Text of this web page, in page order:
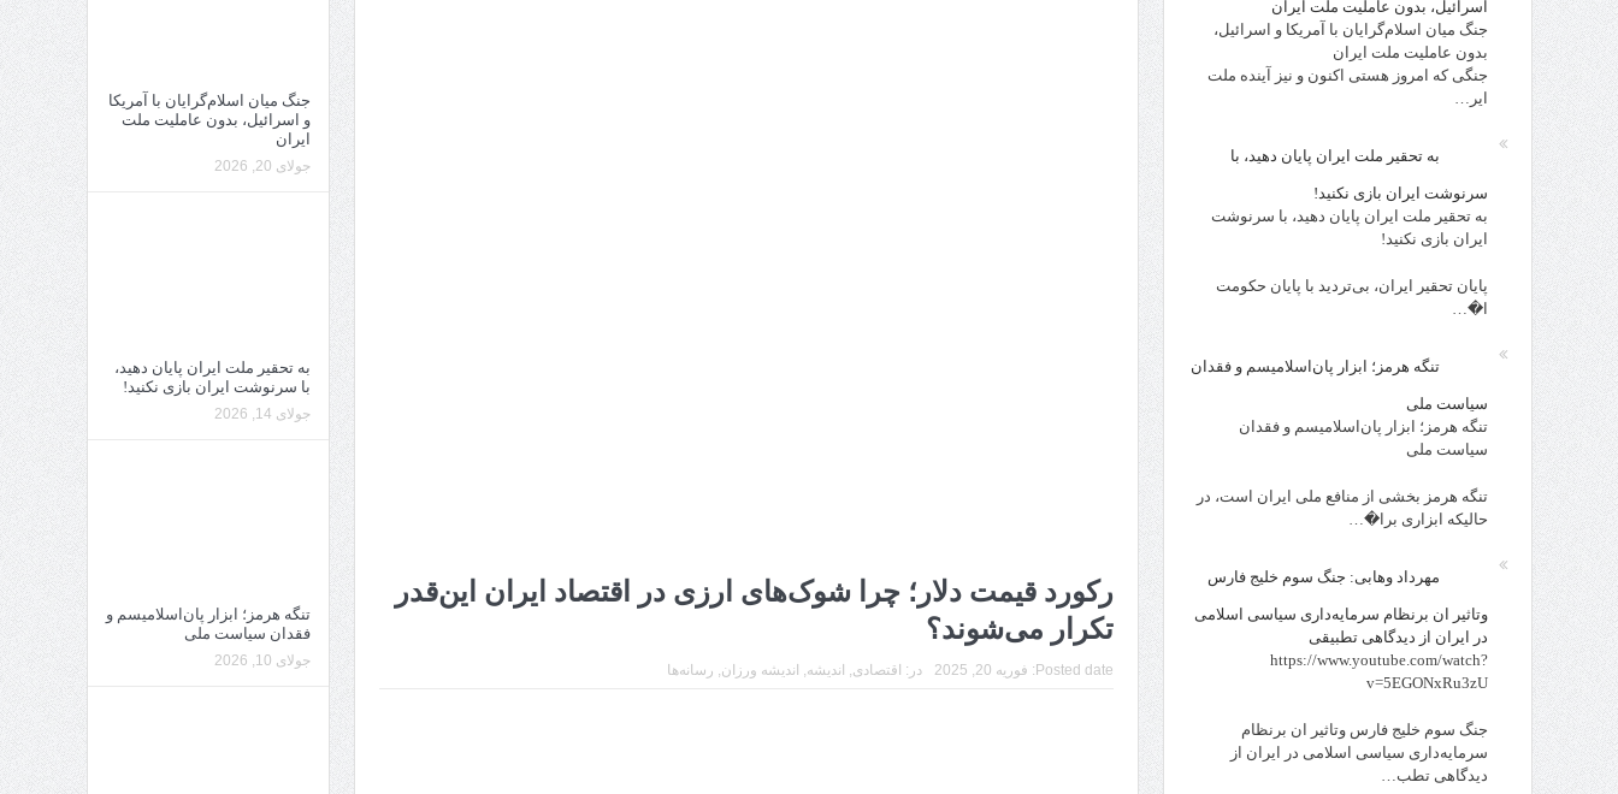
رکورد قیمت دلار؛ چرا شوک‌های ارزی در اقتصاد ایران این‌قدر
تکرار می‌شوند؟
Posted date: فوریه 20, 2025 در: اقتصادی, اندیشه, اندیشه ورزان, رسانه‌ها
جنگ میان اسلام‌گرایان با آمریکا
و اسرائیل، بدون عاملیت ملت
ایران
جولای 20, 2026
به تحقیر ملت ایران پایان دهید،
با سرنوشت ایران بازی نکنید!
جولای 14, 2026
تنگه هرمز؛ ابزار پان‌اسلامیسم و
فقدان سیاست ملی
جولای 10, 2026
اسرائیل، بدون عاملیت ملت ایران
جنگ میان اسلام‌گرایان با آمریکا و اسرائیل،
بدون عاملیت ملت ایران
جنگی که امروز هستی اکنون و نیز آینده ملت
ایر…
به تحقیر ملت ایران پایان دهید، با
سرنوشت ایران بازی نکنید!
به تحقیر ملت ایران پایان دهید، با سرنوشت
ایران بازی نکنید!
پایان تحقیر ایران، بی‌تردید با پایان حکومت
ا�…
تنگه هرمز؛ ابزار پان‌اسلامیسم و فقدان
سیاست ملی
تنگه هرمز؛ ابزار پان‌اسلامیسم و فقدان
سیاست ملی
تنگه هرمز بخشی از منافع ملی ایران است، در
حالیکه ابزاری برا�…
مهرداد وهابی: جنگ سوم خلیج فارس
وتاثیر ان برنظام سرمایه‌داری سیاسی اسلامی
در ایران از دیدگاهی تطبیقی
https://www.youtube.com/watch?
v=5EGONxRu3zU
جنگ سوم خلیج فارس وتاثیر ان برنظام
سرمایه‌داری سیاسی اسلامی در ایران از
دیدگاهی تطب…